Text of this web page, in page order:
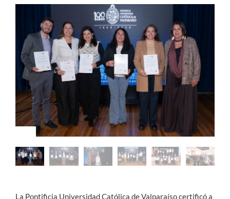
Estudiantes
Académicos
Funcionarios
Alumni
La Pontificia Universidad Católica de Valparaíso certificó a